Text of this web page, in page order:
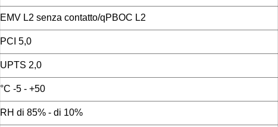
EMV L2 senza contatto/qPBOC L2
PCI 5,0
UPTS 2,0
°C -5 - +50
RH di 85% - di 10%